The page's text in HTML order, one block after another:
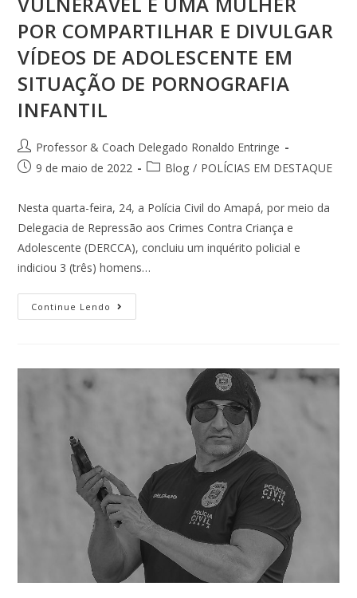
POR COMPARTILHAR E DIVULGAR
VÍDEOS DE ADOLESCENTE EM
SITUAÇÃO DE PORNOGRAFIA
INFANTIL
Professor & Coach Delegado Ronaldo Entringe
9 de maio de 2022
Blog / POLÍCIAS EM DESTAQUE
Nesta quarta-feira, 24, a Polícia Civil do Amapá, por meio da
Delegacia de Repressão aos Crimes Contra Criança e
Adolescente (DERCCA), concluiu um inquérito policial e
indiciou 3 (três) homens…
Continue Lendo